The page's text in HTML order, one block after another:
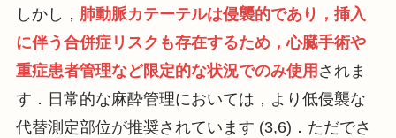
しかし， 肺動脈カテーテルは侵襲的であり，挿入
に伴う合併症リスクも存在するため，心臓手術や
重症患者管理など限定的な状況でのみ使用 されま
す．日常的な麻酔管理においては，より低侵襲な
代替測定部位が推奨されています (3,6)．ただでさ